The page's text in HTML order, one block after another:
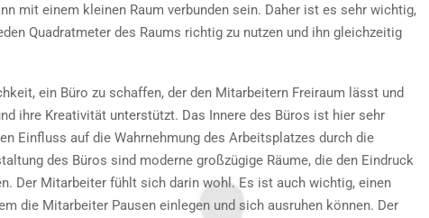
mit einem kleinen Raum verbunden sein. Daher ist es sehr wichtig,
Quadratmeter des Raums richtig zu nutzen und ihn gleichzeitig
ein Büro zu schaffen, der den Mitarbeitern Freiraum lässt und
ihre Kreativität unterstützt. Das Innere des Büros ist hier sehr
Einfluss auf die Wahrnehmung des Arbeitsplatzes durch die
des Büros sind moderne großzügige Räume, die den Eindruck
Der Mitarbeiter fühlt sich darin wohl. Es ist auch wichtig, einen
die Mitarbeiter Pausen einlegen und sich ausruhen können. Der